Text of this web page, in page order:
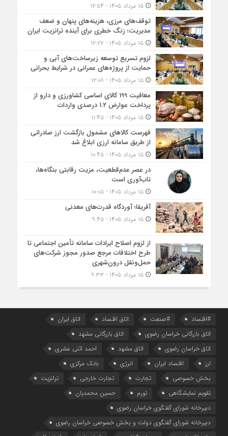
۱۵ مرداد ۱۴۰۵ - ۱۲:۵۴
توقف‌های مرزی، هزینه‌های پنهان و ضعف
مدیریت؛ زنگ خطری برای آینده ترانزیت ایران
۱۵ مرداد ۱۴۰۵ - ۱۲:۲۷
لزوم تسریع توسعه زیرساخت‌های آبی و
حمایت از پروژه‌های عمرانی در شرایط بحرانی
۱۵ مرداد ۱۴۰۵ - ۱۲:۰۸
معافیت 199 کالای اساسی کشاورزی و دارو از
پرداخت عوارض 1.2 درصدی واردات
۱۵ مرداد ۱۴۰۵ - ۱۱:۴۵
فهرست کالاهای مشمول بازگشت ارز صادراتی
از طریق سامانه ارزی ابلاغ شد
۱۵ مرداد ۱۴۰۵ - ۱۰:۴۵
در عصر عدم‌قطعیت، مزیت رقابتی بنگاه‌ها،
تاب‌آوری است
۱۵ مرداد ۱۴۰۵ - ۱۰:۰۵
آفریقا؛ آوردگاه قدرت‌های معدنی
۱۵ مرداد ۱۴۰۵ - ۹:۴۵
از لزوم اصلاح ایرادات سامانه تأمین اجتماعی تا
طرح اختلافات مرجع صدور مجوز شرکت‌های
حمل‌ونقل درون‌شهری
۱۵ مرداد ۱۴۰۵ - ۹:۳۳
#اقتصاد #صنعت اتاق اقتصاد
اتاق ایران
اتاق بازرگانی خراسان رضوی
اتاق بازرگانی مشهد
اتاق خراسان رضوی
اتاق مشهد
احمد اثنی عشری
ارز
اقتصاد ایران انرژی
بانک مرکزی
بخش خصوصی
تجارت تجارت خارجی
ترانزیت
تقویم نمایشگاهی
تورم
حسین محمدیان
دبیرخانه شورای گفتگوی خراسان رضوی
دبیرخانه شورای گفتگوی دولت و بخش خصوصی خراسان رضوی